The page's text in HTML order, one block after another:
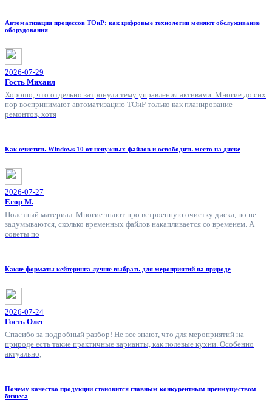
Автоматизация процессов ТОиР: как цифровые технологии меняют обслуживание
оборудования
2026-07-29
Гость Михаил
Хорошо, что отдельно затронули тему управления активами. Многие до сих
пор воспринимают автоматизацию ТОиР только как планирование
ремонтов, хотя
Как очистить Windows 10 от ненужных файлов и освободить место на диске
2026-07-27
Егор М.
Полезный материал. Многие знают про встроенную очистку диска, но не
задумываются, сколько временных файлов накапливается со временем. А
советы по
Какие форматы кейтеринга лучше выбрать для мероприятий на природе
2026-07-24
Гость Олег
Спасибо за подробный разбор! Не все знают, что для мероприятий на
природе есть такие практичные варианты, как полевые кухни. Особенно
актуально,
Почему качество продукции становится главным конкурентным преимуществом
бизнеса